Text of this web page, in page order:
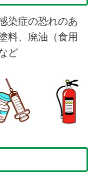
染症の恐れのあ
料、廃油（食用
ど